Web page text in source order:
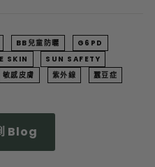
BB兒童防曬
G6PD
SKIN
SUN SAFETY
敏感皮膚 紫外線
蠶豆症
Blog